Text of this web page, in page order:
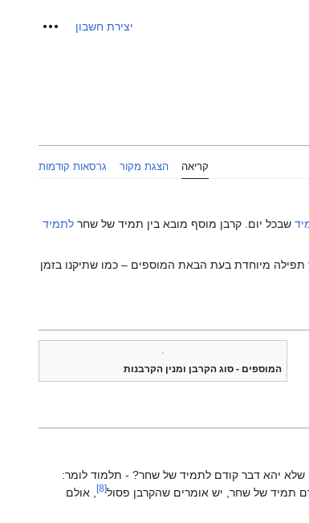
יצירת חשבון כלים
קריאה הצגת מקור גרסאות קודמות
שבכל יום. קרבן מוסף מובא בין תמיד של שחר לתמיד
תפילה מיוחדת בעת הבאת המוספים – כמו שתיקנו בזמן
המוספים - סוג הקרבן ומנין הקרבנות
שלא יהא דבר קודם לתמיד של שחר? - תלמוד לומר:
תמיד של שחר, יש אומרים שהקרבן פסול[8]
, אולם